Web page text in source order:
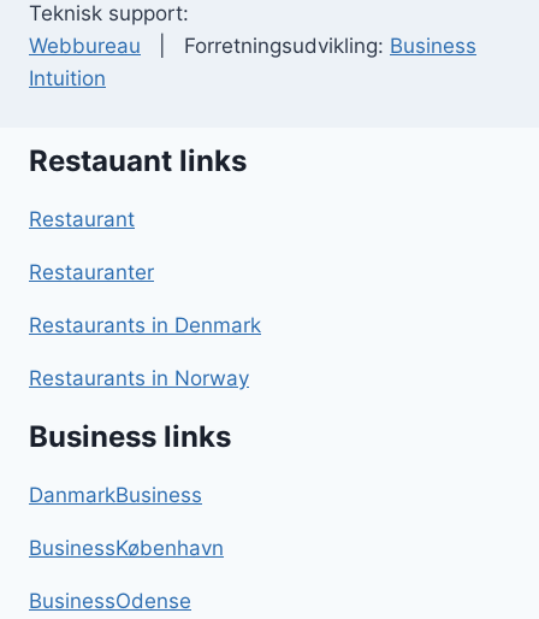
Teknisk support:
Webbureau | Forretningsudvikling: Business
Intuition
Restauant links
Restaurant
Restauranter
Restaurants in Denmark
Restaurants in Norway
Business links
DanmarkBusiness
BusinessKøbenhavn
BusinessOdense